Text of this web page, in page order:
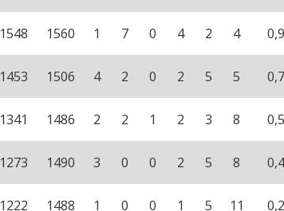
1548 1560 1 7 0 4 2 4
1453 1506 4 2 0 2 5 5
1341 1486 2 2 1 2 3 8
1273 1490 3 0 0 2 5 8
1222 1488 1 0 0 1 5 11